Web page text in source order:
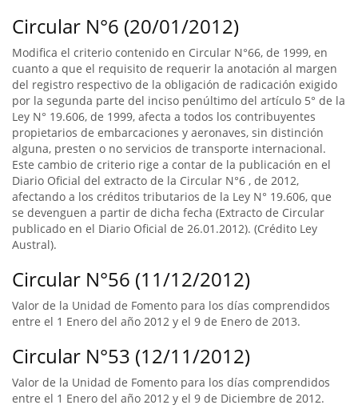
Circular N°6 (20/01/2012)
Modifica el criterio contenido en Circular N°66, de 1999, en
cuanto a que el requisito de requerir la anotación al margen
del registro respectivo de la obligación de radicación exigido
por la segunda parte del inciso penúltimo del artículo 5° de la
Ley N° 19.606, de 1999, afecta a todos los contribuyentes
propietarios de embarcaciones y aeronaves, sin distinción
alguna, presten o no servicios de transporte internacional.
Este cambio de criterio rige a contar de la publicación en el
Diario Oficial del extracto de la Circular N°6 , de 2012,
afectando a los créditos tributarios de la Ley N° 19.606, que
se devenguen a partir de dicha fecha (Extracto de Circular
publicado en el Diario Oficial de 26.01.2012). (Crédito Ley
Austral).
Circular N°56 (11/12/2012)
Valor de la Unidad de Fomento para los días comprendidos
entre el 1 Enero del año 2012 y el 9 de Enero de 2013.
Circular N°53 (12/11/2012)
Valor de la Unidad de Fomento para los días comprendidos
entre el 1 Enero del año 2012 y el 9 de Diciembre de 2012.